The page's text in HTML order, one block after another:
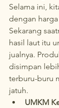
Selama ini,
dengan
Sekarang
hasil laut itu
jualnya.
disimpan
terburu-buru
jatuh.
UMKM